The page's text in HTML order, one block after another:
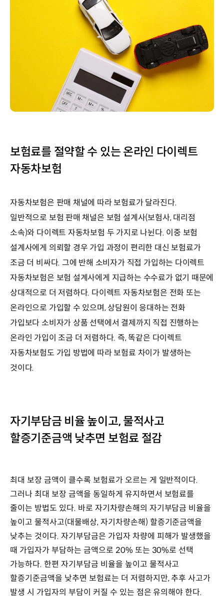
보험료를 절약할 수 있는 온라인 다이렉트
자동차보험
자동차보험은 판매 채널에 따라 보험료가 달라진다.
일반적으로 보험 판매 채널은 보험 설계사(보험사, 대리점
소속)와 다이렉트 자동차보험 두 가지로 나뉜다. 이중 보험
설계사에게 의뢰할 경우 가입 과정이 편리한 대신 보험료가
조금 더 비싸다. 그에 반해 소비자가 직접 가입하는 다이렉트
자동차보험은 보험 설계사에게 지급하는 수수료가 없기 때문에
상대적으로 더 저렴하다. 다이렉트 자동차보험은 전화 또는
온라인으로 가입할 수 있으며, 상담원이 응대하는 전화
가입보다 소비자가 상품 선택에서 결제까지 직접 진행하는
온라인 가입이 조금 더 저렴하다. 즉, 똑같은 다이렉트
자동차보험도 가입 방법에 따라 보험료 차이가 발생하는
것이다.
자기부담금 비율 높이고, 물적사고
할증기준금액 낮추면 보험료 절감
최대 보장 금액이 클수록 보험료가 오르는 게 일반적이다.
그러나 최대 보장 금액을 동일하게 유지하면서 보험료를
줄이는 방법도 있다. 바로 자기차량손해의 자기부담금 비율을
높이고 물적사고(대물배상, 자기차량손해) 할증기준금액을
낮추는 것이다. 자기부담금은 가입자 차량에 피해가 발생했을
때 가입자가 부담하는 금액으로 20% 또는 30%로 선택
가능하다. 한편 자기부담금 비율을 높이고 물적사고
할증기준금액을 낮추면 보험료는 더 저렴하지만, 추후 사고가
발생 시 가입자의 부담이 커질 수 있는 점은 유의해야 한다.